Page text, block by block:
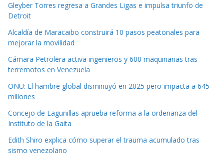
Gleyber Torres regresa a Grandes Ligas e impulsa triunfo de
Detroit
Alcaldía de Maracaibo construirá 10 pasos peatonales para
mejorar la movilidad
Cámara Petrolera activa ingenieros y 600 maquinarias tras
terremotos en Venezuela
ONU: El hambre global disminuyó en 2025 pero impacta a 645
millones
Concejo de Lagunillas aprueba reforma a la ordenanza del
Instituto de la Gaita
Edith Shiro explica cómo superar el trauma acumulado tras
sismo venezolano